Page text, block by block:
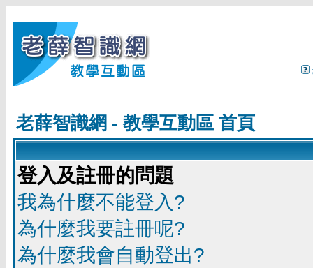
老薛智識網 - 教學互動區 首頁
登入及註冊的問題
我為什麼不能登入?
為什麼我要註冊呢?
為什麼我會自動登出?